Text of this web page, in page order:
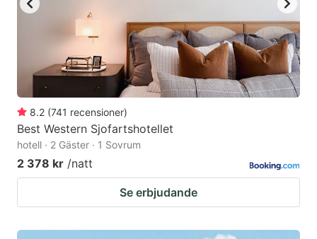
8.2 (741 recensioner)
Best Western Sjofartshotellet
hotell · 2 Gäster · 1 Sovrum
2 378 kr /natt
Se erbjudande